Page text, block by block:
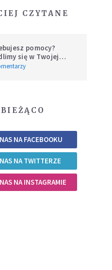
CZYTANE
pomocy?
się w Twojej
NA FACEBOOKU
NA TWITTERZE
NA INSTAGRAMIE